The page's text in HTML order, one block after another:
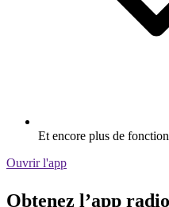
Et encore plus de
Ouvrir l'app
Obtenez l’app